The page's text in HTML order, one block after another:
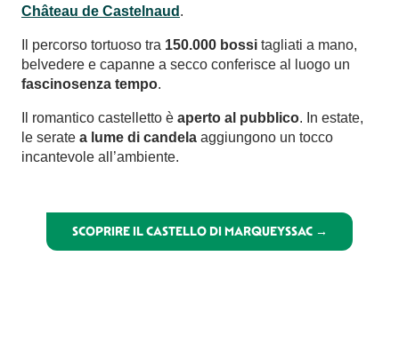
Château de Castelnaud .
Il percorso tortuoso tra 150.000 bossi tagliati a mano,
belvedere e capanne a secco conferisce al luogo un
fascinosenza tempo.
Il romantico castelletto è aperto al pubblico. In estate,
le serate a lume di candela aggiungono un tocco
incantevole all’ambiente.
SCOPRIRE IL CASTELLO DI MARQUEYSSAC →